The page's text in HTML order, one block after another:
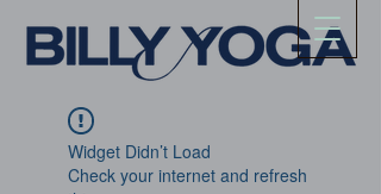
Widget Didn’t Load
Check your internet and refresh